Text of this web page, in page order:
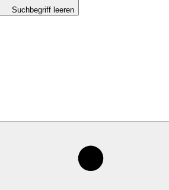
Suchbegriff leeren